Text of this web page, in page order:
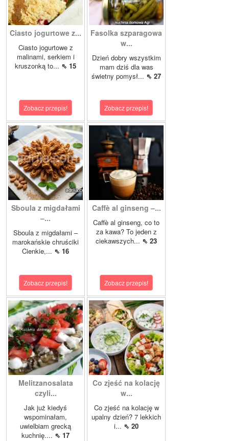
Ciasto jogurtowe z...
Ciasto jogurtowe z
malinami, serkiem i
kruszonką to... ⇖ 15
Zobacz przepis!
Fasolka szparagowa
w...
Dzień dobry wszystkim
mam dziś dla was
świetny pomysł... ⇖ 27
Zobacz przepis!
Sboula z migdałami
–...
Sboula z migdałami –
marokańskie chruściki
Cienkie,... ⇖ 16
Zobacz przepis!
Caffè al ginseng –...
Caffè al ginseng, co to
za kawa? To jeden z
ciekawszych... ⇖ 23
Zobacz przepis!
Melitzanosalata
czyli...
Jak już kiedyś
wspominałam,
uwielbiam grecką
kuchnię.... ⇖ 17
Co zjeść na kolację
w...
Co zjeść na kolację w
upalny dzień? 7 lekkich
i... ⇖ 20